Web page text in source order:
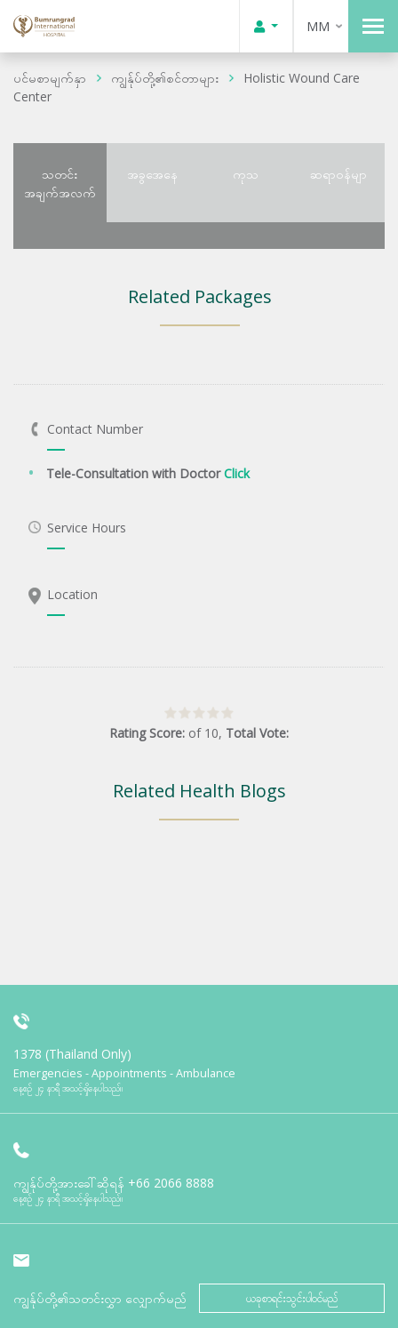
MM
ပင်မစာမျက်နှာ ကျွန်ုပ်တို့၏စင်တာများ
Holistic Wound Care
Center
သတင်း
အချက်အလက်
အခွအေနေ ကုသ ဆရာဝန်မျာ
Related Packages
Contact Number
Tele-Consultation with DoctorClick
Service Hours
Location
Rating Score: of 10, Total Vote:
Related Health Blogs
1378 (Thailand Only)
Emergencies - Appointments - Ambulance
နေ့စဉ် ၂၄ နာရီ အသင့်ရှိနေပါသည်။
ကျွန်ုပ်တို့အားခေါ်ဆိုရန် +66 2066 8888
နေ့စဉ် ၂၄ နာရီ အသင့်ရှိနေပါသည်။
ကျွန်ုပ်တို့၏သတင်းလွှာ လျှောက်မည် ယခုစာရင်းသွင်းပါဝင်မည်